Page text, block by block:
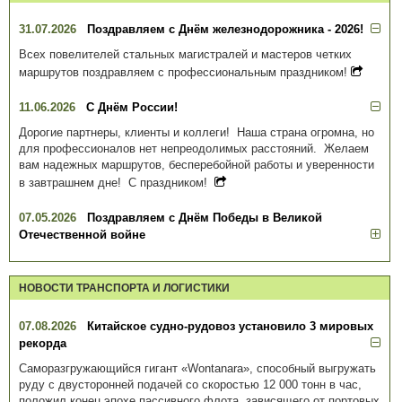
31.07.2026
Поздравляем с Днём железнодорожника - 2026!
Всех повелителей стальных магистралей и мастеров четких
маршрутов поздравляем с профессиональным праздником!
11.06.2026
С Днём России!
Дорогие партнеры, клиенты и коллеги! Наша страна огромна, но
для профессионалов нет непреодолимых расстояний. Желаем
вам надежных маршрутов, бесперебойной работы и уверенности
в завтрашнем дне! С праздником!
07.05.2026
Поздравляем с Днём Победы в Великой
Отечественной войне
НОВОСТИ ТРАНСПОРТА И ЛОГИСТИКИ
07.08.2026
Китайское судно-рудовоз установило 3 мировых
рекорда
Саморазгружающийся гигант «Wontanara», способный выгружать
руду с двусторонней подачей со скоростью 12 000 тонн в час,